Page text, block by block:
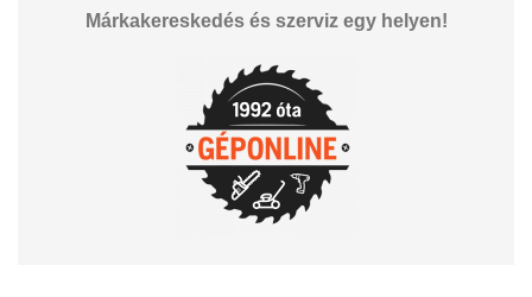
Márkakereskedés és szerviz egy helyen!